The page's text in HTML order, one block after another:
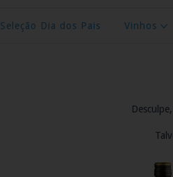
Seleção Dia dos Pais Vinhos